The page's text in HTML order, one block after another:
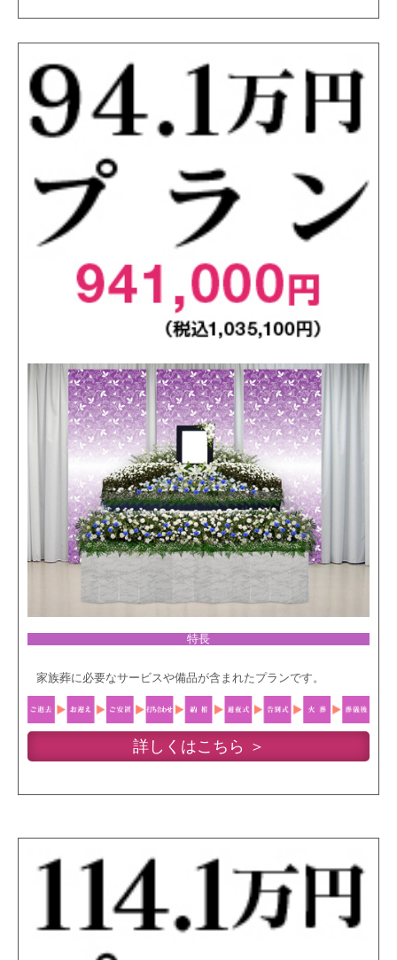
特長
家族葬に必要なサービスや備品が含まれたプランです。
詳しくはこちら ＞